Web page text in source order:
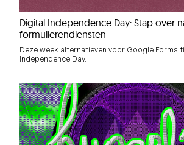
Digital Independence Day: Stap over
formulierendiensten
Deze week alternatieven voor Google Forms
Independence Day.